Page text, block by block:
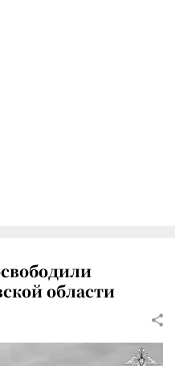
области